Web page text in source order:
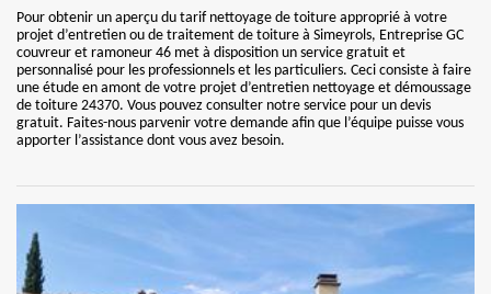
Pour obtenir un aperçu du tarif nettoyage de toiture approprié à votre
projet d’entretien ou de traitement de toiture à Simeyrols, Entreprise GC
couvreur et ramoneur 46 met à disposition un service gratuit et
personnalisé pour les professionnels et les particuliers. Ceci consiste à faire
une étude en amont de votre projet d’entretien nettoyage et démoussage
de toiture 24370. Vous pouvez consulter notre service pour un devis
gratuit. Faites-nous parvenir votre demande afin que l’équipe puisse vous
apporter l’assistance dont vous avez besoin.